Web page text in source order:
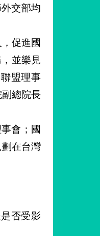
交部均
促進國
並樂見
盟理事
總院長
會；國
在台灣
否受影